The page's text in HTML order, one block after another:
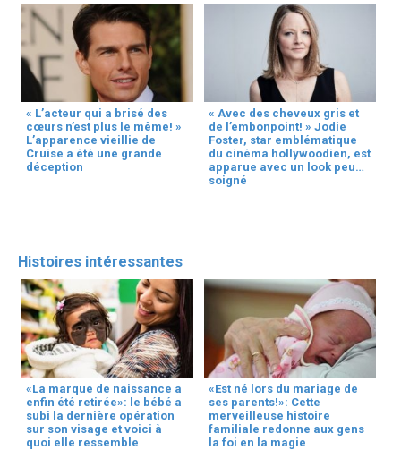
« L’acteur qui a brisé des
cœurs n’est plus le même! »
L’apparence vieillie de
Cruise a été une grande
déception
« Avec des cheveux gris et
de l’embonpoint! » Jodie
Foster, star emblématique
du cinéma hollywoodien, est
apparue avec un look peu
soigné
Histoires intéressantes
«La marque de naissance a
enfin été retirée»: le bébé a
subi la dernière opération
sur son visage et voici à
quoi elle ressemble
«Est né lors du mariage de
ses parents!»: Cette
merveilleuse histoire
familiale redonne aux gens
la foi en la magie